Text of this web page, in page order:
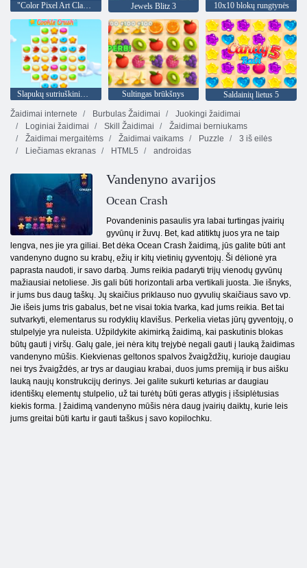
"Color Pixel Art Classic" Jewels Blitz 3 10x10 blokų rungtynės
Slapukų sutriuškinimas 3 Sultingas brūkšnys
Saldainių lietus 5
Žaidimai internete
Burbulas Žaidimai
Juokingi žaidimai
Loginiai žaidimai
Skill Žaidimai
Žaidimai berniukams
Žaidimai mergaitėms
Žaidimai vaikams Puzzle
3 iš eilės
Liečiamas ekranas
HTML5 androidas
Vandenyno avarijos
Ocean Crash
Povandeninis pasaulis yra labai turtingas įvairių
gyvūnų ir žuvų. Bet, kad atitiktų juos yra ne taip
lengva, nes jie yra giliai. Bet dėka Ocean Crash žaidimą, jūs galite būti ant
vandenyno dugno su krabų, ežių ir kitų vietinių gyventojų. Ši dėlionė yra
paprasta naudoti, ir savo darbą. Jums reikia padaryti trijų vienodų gyvūnų
mažiausiai netoliese. Jis gali būti horizontali arba vertikali juosta. Jie išnyks,
ir jums bus daug taškų. Jų skaičius priklauso nuo gyvulių skaičiaus savo vp.
Jie išeis jums tris gabalus, bet ne visai tokia tvarka, kad jums reikia. Bet tai
sutvarkyti, elementarus su rodyklių klavišus. Perkelia vietas jūrų gyventojų, o
stulpelyje yra nuleista. Užpildykite akimirką žaidimą, kai paskutinis blokas
būtų gauti į viršų. Galų gale, jei nėra kitų trejybė negali gauti į lauką žaidimas
vandenyno mūšis. Kiekvienas geltonos spalvos žvaigždžių, kurioje daugiau
nei trys žvaigždės, ar trys ar daugiau krabai, duos jums premiją ir bus aišku
lauką naujų konstrukcijų derinys. Jei galite sukurti keturias ar daugiau
identiškų elementų stulpelio, už tai turėtų būti geras atlygis į išsiplėtusias
kiekis forma. Į žaidimą vandenyno mūšis nėra daug įvairių daiktų, kurie leis
jums greitai būti kartu ir gauti taškus į savo kopilochku.